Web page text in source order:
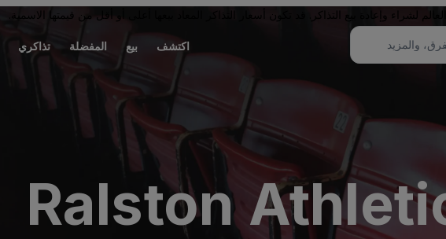
لشراء وإعادة بيع التذاكر. قد تكون أسعار التذاكر المعاد بيعها أعلى أو أقل من قيمتها الاسمية.
اكتشف بيع المفضلة تذاكري
Ralston